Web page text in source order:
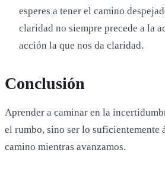
esperes a tener el camino
claridad no siempre precede a la
acción la que nos da claridad.
Conclusión
Aprender a caminar en la
el rumbo, sino ser lo suficientemente
camino mientras avanzamos.